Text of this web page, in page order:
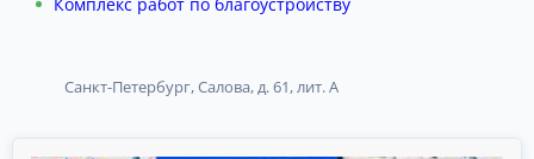
Санкт-Петербург, Салова, д. 61, лит. А